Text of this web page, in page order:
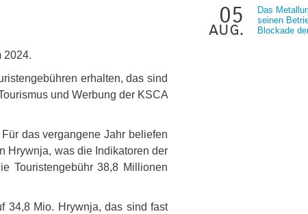
2024.
erhalten, das sind
und Werbung der KSCA
das vergangene Jahr beliefen
Hrywnja, was die Indikatoren der
Touristengebühr 38,8 Millionen
34,8 Mio. Hrywnja, das sind fast
05
aug.
Das
seinen
Blockade